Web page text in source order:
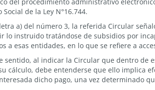
Social de la Ley N°16.744.
a) del número 3, la referida Circular
lo instruido tratándose de subsidios por
a esas entidades, en lo que se refiere a
sentido, al indicar la Circular que dentro de
cálculo, debe entenderse que ello implica
dicho pago, una vez determinado